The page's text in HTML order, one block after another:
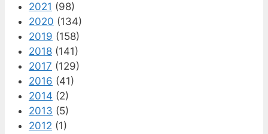
2021 (98)
2020 (134)
2019 (158)
2018 (141)
2017 (129)
2016 (41)
2014 (2)
2013 (5)
2012 (1)